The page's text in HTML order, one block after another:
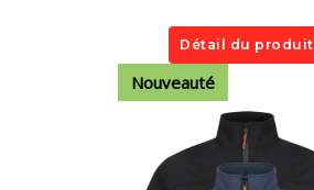
Détail du produit
Nouveauté